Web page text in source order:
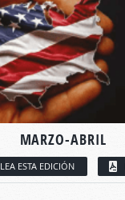
MARZO-ABRIL
LEA ESTA EDICIÓN